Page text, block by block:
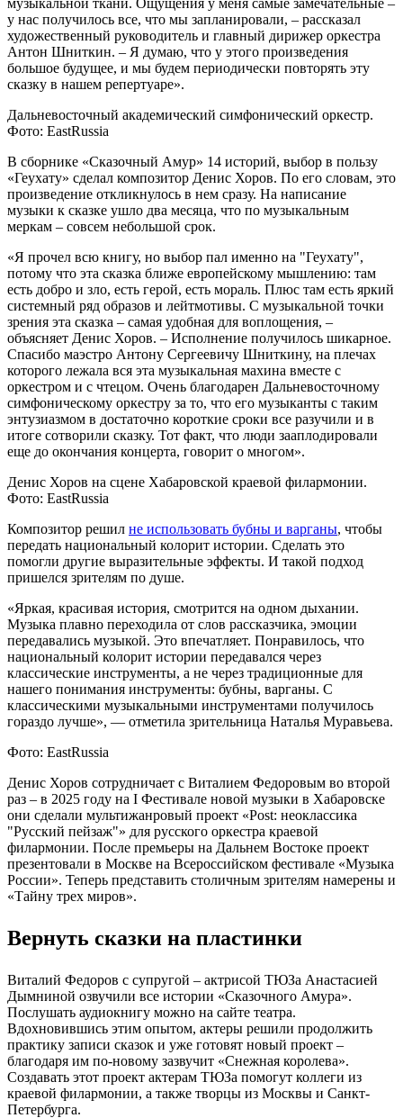
у нас получилось все, что мы запланировали, – рассказал
художественный руководитель и главный дирижер оркестра
Антон Шниткин. – Я думаю, что у этого произведения
большое будущее, и мы будем периодически повторять эту
сказку в нашем репертуаре».
Дальневосточный академический симфонический оркестр.
Фото: EastRussia
В сборнике «Сказочный Амур» 14 историй, выбор в пользу
«Геухату» сделал композитор Денис Хоров. По его словам, это
произведение откликнулось в нем сразу. На написание
музыки к сказке ушло два месяца, что по музыкальным
меркам – совсем небольшой срок.
«Я прочел всю книгу, но выбор пал именно на "Геухату",
потому что эта сказка ближе европейскому мышлению: там
есть добро и зло, есть герой, есть мораль. Плюс там есть яркий
системный ряд образов и лейтмотивы. С музыкальной точки
зрения эта сказка – самая удобная для воплощения, –
объясняет Денис Хоров. – Исполнение получилось шикарное.
Спасибо маэстро Антону Сергеевичу Шниткину, на плечах
которого лежала вся эта музыкальная махина вместе с
оркестром и с чтецом. Очень благодарен Дальневосточному
симфоническому оркестру за то, что его музыканты с таким
энтузиазмом в достаточно короткие сроки все разучили и в
итоге сотворили сказку. Тот факт, что люди зааплодировали
еще до окончания концерта, говорит о многом».
Денис Хоров на сцене Хабаровской краевой филармонии.
Фото: EastRussia
Композитор решил не использовать бубны и варганы, чтобы
передать национальный колорит истории. Сделать это
помогли другие выразительные эффекты. И такой подход
пришелся зрителям по душе.
«Яркая, красивая история, смотрится на одном дыхании.
Музыка плавно переходила от слов рассказчика, эмоции
передавались музыкой. Это впечатляет. Понравилось, что
национальный колорит истории передавался через
классические инструменты, а не через традиционные для
нашего понимания инструменты: бубны, варганы. С
классическими музыкальными инструментами получилось
гораздо лучше», — отметила зрительница Наталья Муравьева.
Фото: EastRussia
Денис Хоров сотрудничает с Виталием Федоровым во второй
раз – в 2025 году на I Фестивале новой музыки в Хабаровске
они сделали мультижанровый проект «Post: неоклассика
"Русский пейзаж"» для русского оркестра краевой
филармонии. После премьеры на Дальнем Востоке проект
презентовали в Москве на Всероссийском фестивале «Музыка
России». Теперь представить столичным зрителям намерены и
«Тайну трех миров».
Вернуть сказки на пластинки
Виталий Федоров с супругой – актрисой ТЮЗа Анастасией
Дымниной озвучили все истории «Сказочного Амура».
Послушать аудиокнигу можно на сайте театра.
Вдохновившись этим опытом, актеры решили продолжить
практику записи сказок и уже готовят новый проект –
благодаря им по-новому зазвучит «Снежная королева».
Создавать этот проект актерам ТЮЗа помогут коллеги из
краевой филармонии, а также творцы из Москвы и Санкт-
Петербурга.